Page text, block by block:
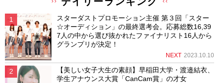
スターダストプロモーション主催 第３回「スター
☆オーディション」の最終選考会。応募総数16,39
7人の中から選び抜かれたファイナリスト16人から
グランプリが決定！
NEXT 2023.10.10
【美しい女子大生の素顔】早稲田大学・渡邉結衣、
学生アナウンス大賞「CanCam賞」の才女